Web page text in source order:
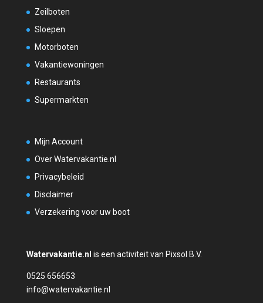
Zeilboten
Sloepen
Motorboten
Vakantiewoningen
Restaurants
Supermarkten
Mijn Account
Over Watervakantie.nl
Privacybeleid
Disclaimer
Verzekering voor uw boot
Watervakantie.nl is een activiteit van Pixsol B.V.
0525 656653
info@watervakantie.nl